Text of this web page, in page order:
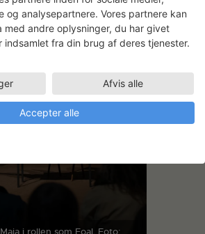
og analysepartnere. Vores partnere kan
med andre oplysninger, du har givet
indsamlet fra din brug af deres tjenester.
Afvis alle
Accepter alle